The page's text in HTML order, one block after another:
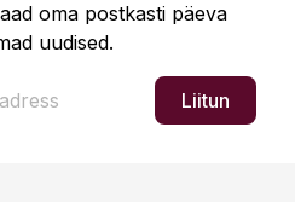
oma postkasti päeva
uudised.
Liitun